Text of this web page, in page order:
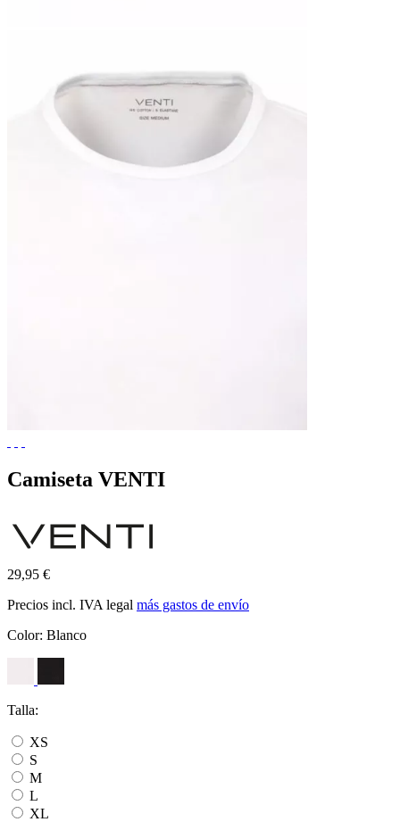
Camiseta VENTI
29,95 €
Precios incl. IVA legal más gastos de envío
Color: Blanco
Talla:
XS
S
M
L
XL